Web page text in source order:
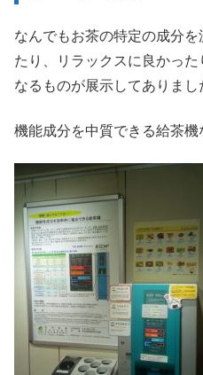
なんでもお茶の特定の成分
たり、リラックスに良かっ
なるものが展示してありまし
機能成分を中質できる給茶機